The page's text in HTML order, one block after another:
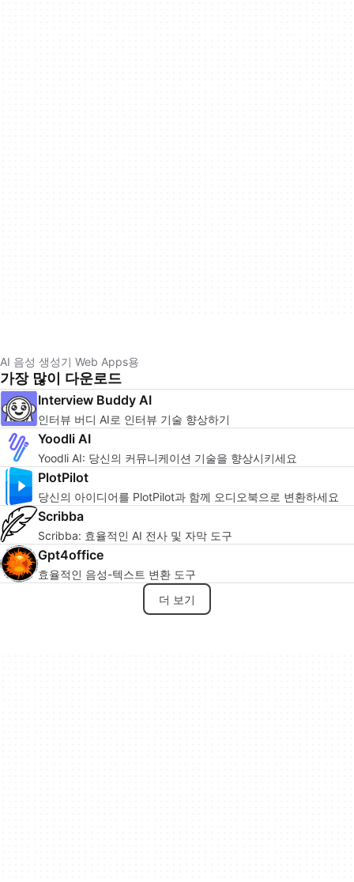
AI 음성 생성기 Web Apps용
가장 많이 다운로드
Interview Buddy AI
인터뷰 버디 AI로 인터뷰 기술 향상하기
Yoodli AI
Yoodli AI: 당신의 커뮤니케이션 기술을 향상시키세요
PlotPilot
당신의 아이디어를 PlotPilot과 함께 오디오북으로 변환하세요
Scribba
Scribba: 효율적인 AI 전사 및 자막 도구
Gpt4office
효율적인 음성-텍스트 변환 도구
더 보기